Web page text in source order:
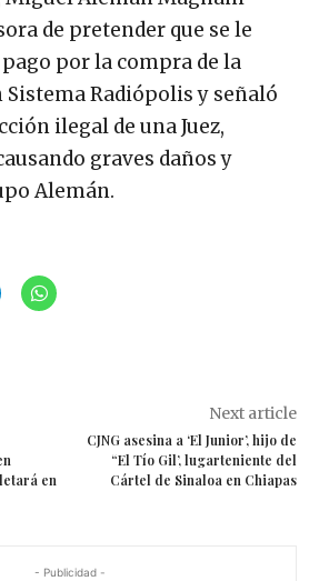
de pretender que se le
por la compra de la
Radiópolis y señaló
ilegal de una Juez,
graves daños y
Alemán.
en
Next article
CJNG asesina a ‘El Junior’, hijo de
“El Tío Gil’, lugarteniente del
Cártel de Sinaloa en Chiapas
- Publicidad -